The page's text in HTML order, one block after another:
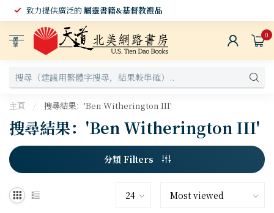
致力提供廣泛的屬靈書籍&基督教禮品
選
單
0
主頁 / 搜尋結果：'Ben Witherington III'
搜尋結果：'Ben Witherington III'
分類 Filters